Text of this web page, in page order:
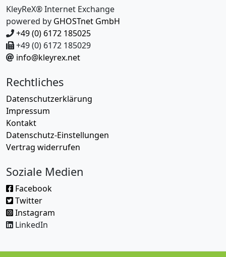
KleyReX® Internet Exchange
powered by GHOSTnet GmbH
+49 (0) 6172 185025
+49 (0) 6172 185029
info@kleyrex.net
Rechtliches
Datenschutzerklärung
Impressum
Kontakt
Datenschutz-Einstellungen
Vertrag widerrufen
Soziale Medien
Facebook
Twitter
Instagram
LinkedIn